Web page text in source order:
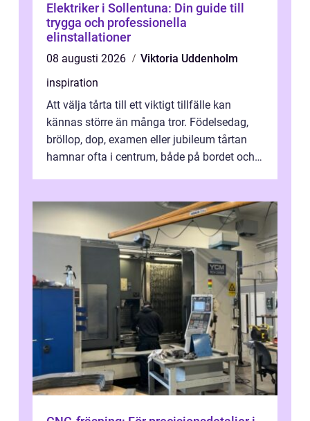
Elektriker i Sollentuna: Din guide till
trygga och professionella
elinstallationer
08 augusti 2026
Viktoria Uddenholm
inspiration
Att välja tårta till ett viktigt tillfälle kan
kännas större än många tror. Födelsedag,
bröllop, dop, examen eller jubileum tårtan
hamnar ofta i centrum, både på bordet och i